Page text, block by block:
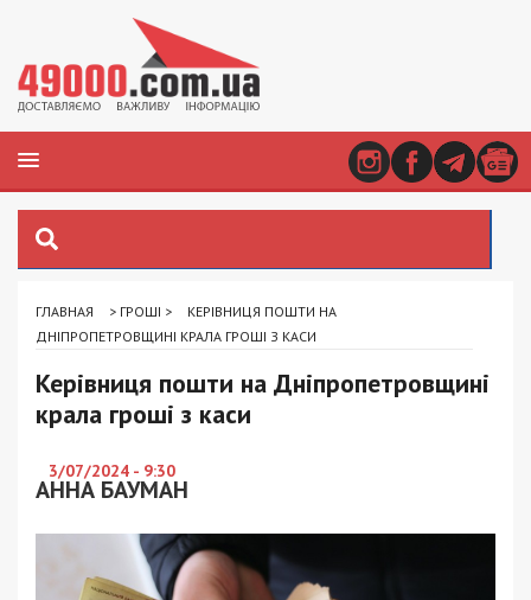
ГЛАВНАЯ > ГРОШІ >
КЕРІВНИЦЯ ПОШТИ НА
ДНІПРОПЕТРОВЩИНІ КРАЛА ГРОШІ З КАСИ
Керівниця пошти на Дніпропетровщині
крала гроші з каси
3/07/2024 - 9:30
АННА БАУМАН